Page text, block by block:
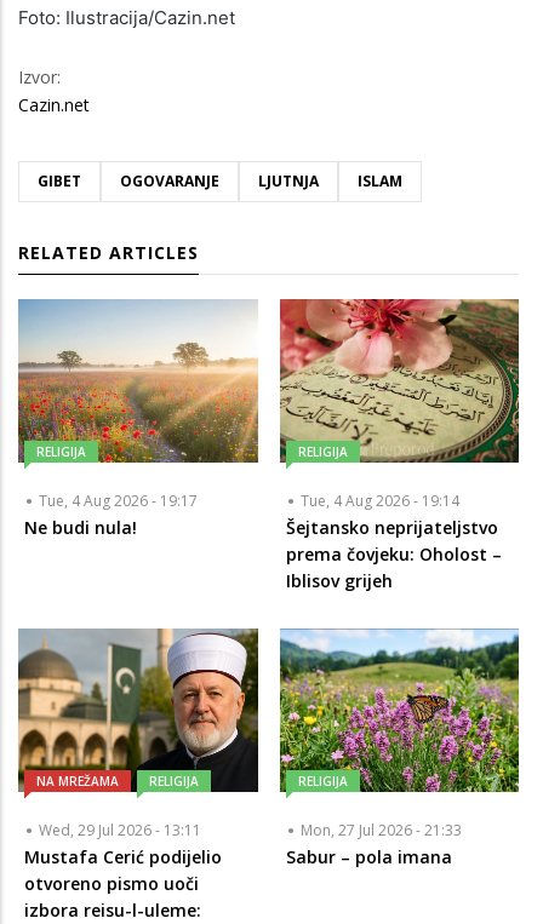
Foto: Ilustracija/Cazin.net
Izvor:
Cazin.net
GIBET OGOVARANJE LJUTNJA ISLAM
RELATED ARTICLES
RELIGIJA
Tue, 4 Aug 2026 - 19:17
Ne budi nula!
RELIGIJA
Tue, 4 Aug 2026 - 19:14
Šejtansko neprijateljstvo
prema čovjeku: Oholost –
Iblisov grijeh
NA MREŽAMA RELIGIJA
Wed, 29 Jul 2026 - 13:11
Mustafa Cerić podijelio
otvoreno pismo uoči
izbora reisu-l-uleme:
RELIGIJA
Mon, 27 Jul 2026 - 21:33
Sabur – pola imana